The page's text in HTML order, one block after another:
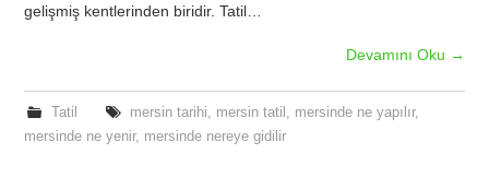
gelişmiş kentlerinden biridir. Tatil…
Devamını Oku →
Tatil mersin tarihi mersin tatil mersinde ne yapılır,
mersinde ne yenir, mersinde nereye gidilir